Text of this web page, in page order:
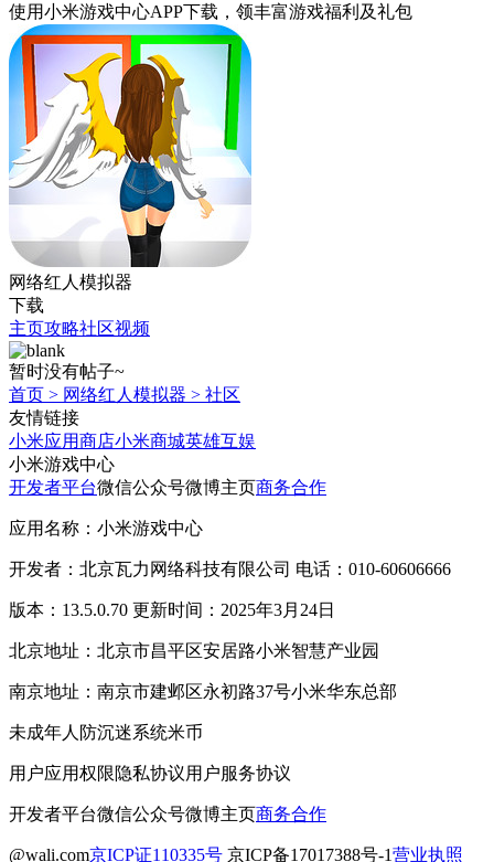
使用小米游戏中心APP下载 ，领丰富游戏福利 及礼包
网络红人模拟器
下载
主页攻略社区视频
暂时没有帖子~
首页 > 网络红人模拟器 > 社区
友情链接
小米应用商店小米商城英雄互娱
小米游戏中心
开发者平台微信公众号微博主页商务合作
应用名称：小米游戏中心
开发者：北京瓦力网络科技有限公司 电话：010-60606666
版本：13.5.0.70 更新时间：2025年3月24日
北京地址：北京市昌平区安居路小米智慧产业园
南京地址：南京市建邺区永初路37号小米华东总部
未成年人防沉迷系统米币
用户应用权限隐私协议用户服务协议
开发者平台微信公众号微博主页商务合作
@wali.com京ICP证110335号 京ICP备17017388号-1营业执照